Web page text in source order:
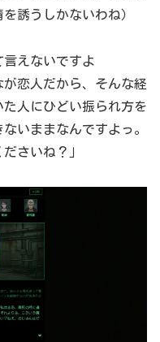
誘うしかないわね）
言えないですよ
恋人だから、そんな経
人にひどい振られ方を
いままなんですよっ。
さいね？」